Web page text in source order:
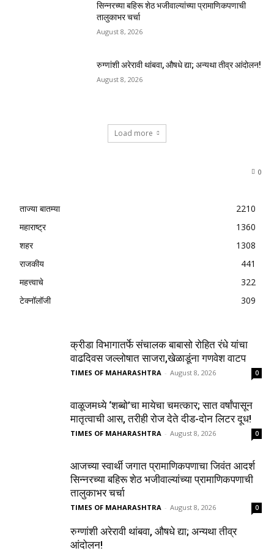
सिन्नरच्या बहिरू शेठ भजीवाल्यांच्या प्रामाणिकपणाची
तालुकाभर चर्चा
August 8, 2026
रुग्णांशी अरेरावी थांबवा, औषधे द्या; अन्यथा तीव्र आंदोलन!
August 8, 2026
Load more
0
ताज्या बातम्या
2210
महाराष्ट्र
1360
शहर
1308
राजकीय
441
महत्त्वाचे
322
टेक्नॉलॉजी
309
क्रीडा विभागातर्फे संचालक बाबासो रोहित रंधे यांचा
वाढदिवस जल्लोषात साजरा,खेळाडूंना गणवेश वाटप
TIMES OF MAHARASHTRA - August 8, 2026 0
वाळूजमध्ये ‘शब्बो’चा मायेचा चमत्कार; सात वर्षांपासून
मातृत्वाची आस, तरीही रोज देते दीड-दोन लिटर दूध!
TIMES OF MAHARASHTRA - August 8, 2026 0
आजच्या स्वार्थी जगात प्रामाणिकपणाचा जिवंत आदर्श
सिन्नरच्या बहिरू शेठ भजीवाल्यांच्या प्रामाणिकपणाची
तालुकाभर चर्चा
TIMES OF MAHARASHTRA - August 8, 2026 0
रुग्णांशी अरेरावी थांबवा, औषधे द्या; अन्यथा तीव्र
आंदोलन!